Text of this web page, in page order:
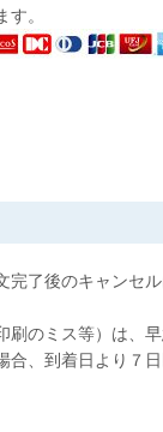
。
完了後のキャンセ
刷のミス等）は、
合、到着日より７